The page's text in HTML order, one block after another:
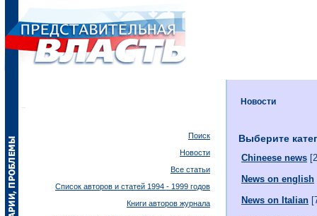
Поиск
Новости
Все статьи
Список авторов и статей 1994 - 1999 годов
Книги авторов журнала
Новости
Выберите
Chineese news
News on english
News on Italian